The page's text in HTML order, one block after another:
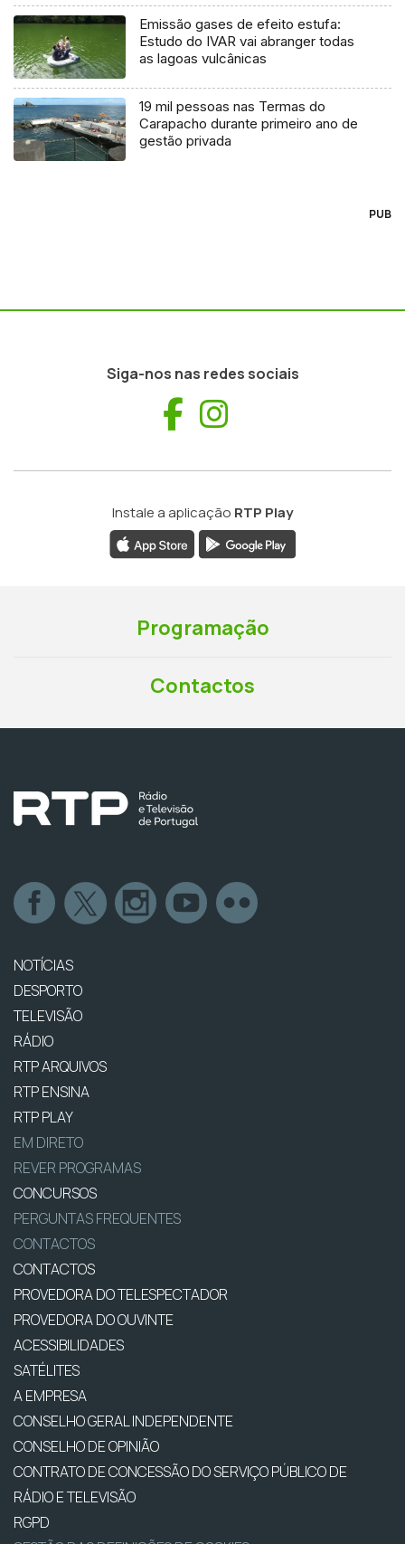
Emissão gases de efeito estufa:
Estudo do IVAR vai abranger todas
as lagoas vulcânicas
19 mil pessoas nas Termas do
Carapacho durante primeiro ano de
gestão privada
PUB
Siga-nos nas redes sociais
Facebook
Instale a aplicação RTP Play
Programação
Contactos
NOTÍCIAS
DESPORTO
TELEVISÃO
RÁDIO
RTP ARQUIVOS
RTP ENSINA
RTP PLAY
EM DIRETO
REVER PROGRAMAS
CONCURSOS
PERGUNTAS FREQUENTES
CONTACTOS
CONTACTOS
PROVEDORA DO TELESPECTADOR
PROVEDORA DO OUVINTE
ACESSIBILIDADES
SATÉLITES
A EMPRESA
CONSELHO GERAL INDEPENDENTE
CONSELHO DE OPINIÃO
CONTRATO DE CONCESSÃO DO SERVIÇO PÚBLICO DE
RÁDIO E TELEVISÃO
RGPD